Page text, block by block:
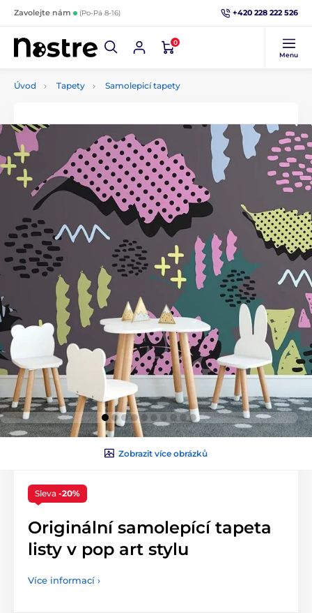
Zavolejte nám (Po-Pá 8-16) +420 228 222 526
0
Menu
Úvod Tapety Samolepicí tapety
Zobrazit více obrázků
Sleva -20%
Originální samolepící tapeta
listy v pop art stylu
Více informací ›